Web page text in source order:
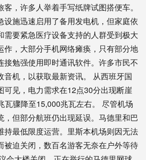
，许多人举着手写纸牌试图搭便车。
设施迅速启用了备用发电机，但家庭依
需要紧急医疗设备支持的人群受到极大
作，大部分手机网络瘫痪，只有部分地
接勉强使用即时通讯软件。许多市民不
音机，以获取最新资讯。 从西班牙国
可见，电力需求在12点30分出现断崖
瓦骤降至15,000兆瓦左右。 尽管机场
，但部分航班仍出现延误。马德里和巴
持最低限度运营。里斯本机场则因无法
被迫关闭，数百名游客无奈在户外等待